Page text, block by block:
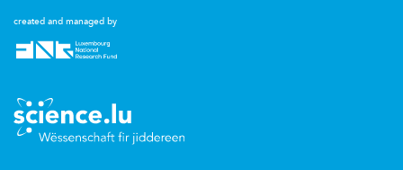
created and managed by